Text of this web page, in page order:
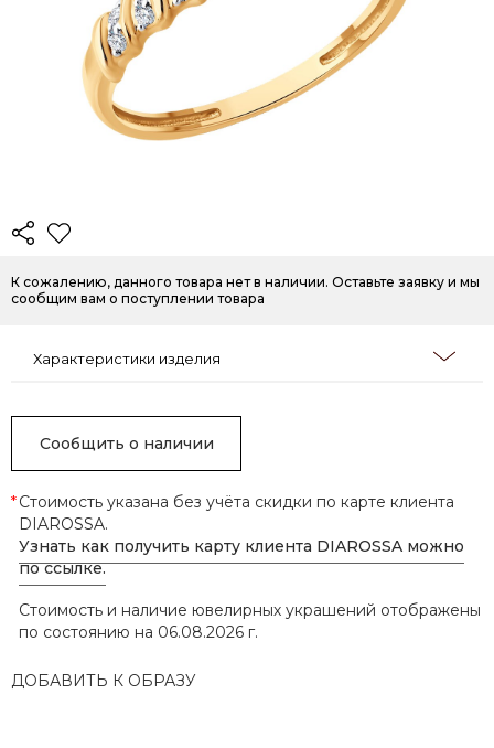
К сожалению, данного товара нет в наличии. Оставьте заявку и мы
сообщим вам о поступлении товара
Характеристики изделия
Сообщить о наличии
*Стоимость указана без учёта скидки по карте клиента
DIAROSSA.
Узнать как получить карту клиента DIAROSSA можно
по ссылке.
Стоимость и наличие ювелирных украшений отображены
по состоянию на 06.08.2026 г.
ДОБАВИТЬ К ОБРАЗУ